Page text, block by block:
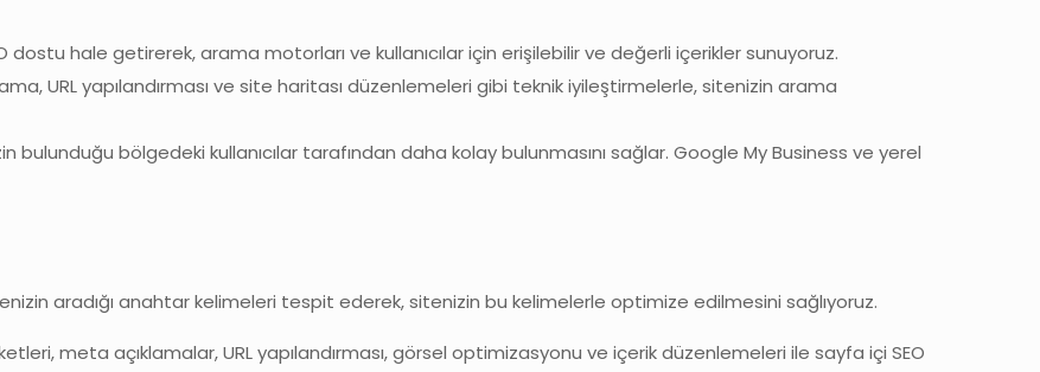
dostu hale getirerek, arama motorları ve kullanıcılar için erişilebilir ve değerli içerikler sunuyoruz.
URL yapılandırması ve site haritası düzenlemeleri gibi teknik iyileştirmelerle, sitenizin arama
bulunduğu bölgedeki kullanıcılar tarafından daha kolay bulunmasını sağlar. Google My Business ve yerel
aradığı anahtar kelimeleri tespit ederek, sitenizin bu kelimelerle optimize edilmesini sağlıyoruz.
meta açıklamalar, URL yapılandırması, görsel optimizasyonu ve içerik düzenlemeleri ile sayfa içi SEO